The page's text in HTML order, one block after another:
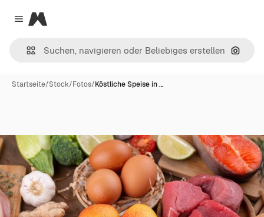
Close menu
Magnific
Nach
Startseite/Stock/Fotos/Köstliche Speise in …